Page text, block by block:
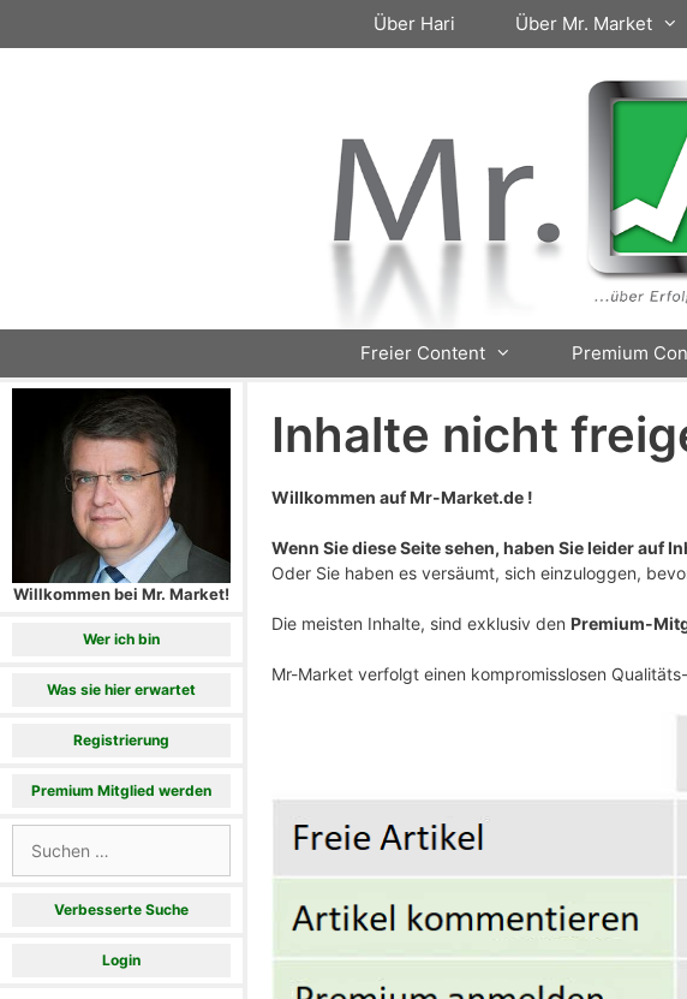
Über Hari Über Mr. Market
Freier Content Premium
Inhalte nicht
Willkommen auf Mr-Market.de !
Wenn Sie diese Seite sehen, haben Sie leider auf
Oder Sie haben es versäumt, sich einzuloggen,
Die meisten Inhalte, sind exklusiv den Premium-
Mr-Market verfolgt einen kompromisslosen
Willkommen bei Mr. Market!
Wer ich bin
Was sie hier erwartet
Registrierung
Premium Mitglied werden
nach:
Verbesserte Suche
Login